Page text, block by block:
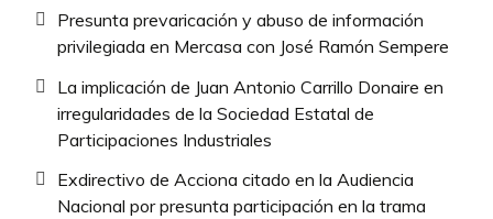
Presunta prevaricación y abuso de información
privilegiada en Mercasa con José Ramón Sempere
La implicación de Juan Antonio Carrillo Donaire en
irregularidades de la Sociedad Estatal de
Participaciones Industriales
Exdirectivo de Acciona citado en la Audiencia
Nacional por presunta participación en la trama